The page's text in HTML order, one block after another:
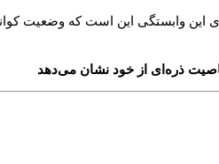
این وابستگی این است که وضعیت
ذره‌ای از خود نشان می‌دهد